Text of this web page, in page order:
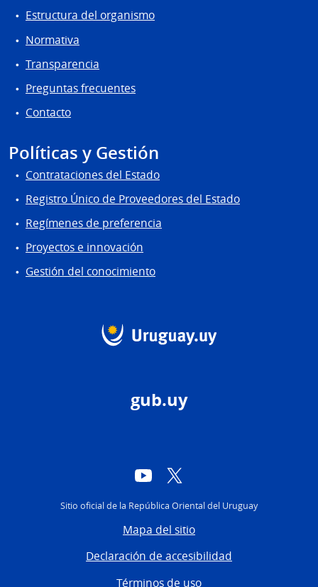
Estructura del organismo
Normativa
Transparencia
Preguntas frecuentes
Contacto
Políticas y Gestión
Contrataciones del Estado
Registro Único de Proveedores del Estado
Regímenes de preferencia
Proyectos e innovación
Gestión del conocimiento
gub.uy
YouTube
Sitio oficial de la República Oriental del Uruguay
Mapa del sitio
Declaración de accesibilidad
Términos de uso